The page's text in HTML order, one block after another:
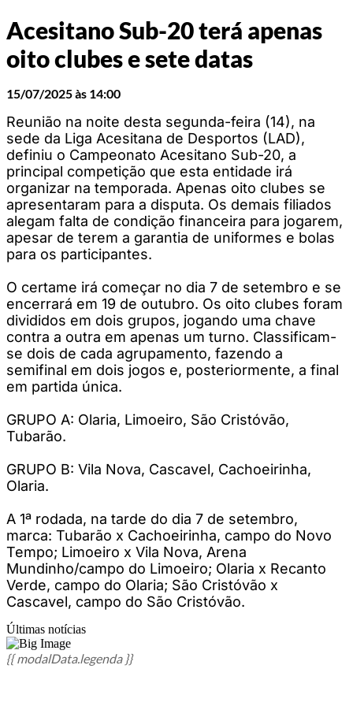
Acesitano Sub-20 terá apenas
oito clubes e sete datas
15/07/2025 às 14:00
Reunião na noite desta segunda-feira (14), na
sede da Liga Acesitana de Desportos (LAD),
definiu o Campeonato Acesitano Sub-20, a
principal competição que esta entidade irá
organizar na temporada. Apenas oito clubes se
apresentaram para a disputa. Os demais filiados
alegam falta de condição financeira para jogarem,
apesar de terem a garantia de uniformes e bolas
para os participantes.
O certame irá começar no dia 7 de setembro e se
encerrará em 19 de outubro. Os oito clubes foram
divididos em dois grupos, jogando uma chave
contra a outra em apenas um turno. Classificam-
se dois de cada agrupamento, fazendo a
semifinal em dois jogos e, posteriormente, a final
em partida única.
GRUPO A: Olaria, Limoeiro, São Cristóvão,
Tubarão.
GRUPO B: Vila Nova, Cascavel, Cachoeirinha,
Olaria.
A 1ª rodada, na tarde do dia 7 de setembro,
marca: Tubarão x Cachoeirinha, campo do Novo
Tempo; Limoeiro x Vila Nova, Arena
Mundinho/campo do Limoeiro; Olaria x Recanto
Verde, campo do Olaria; São Cristóvão x
Cascavel, campo do São Cristóvão.
Últimas notícias
{{ modalData.legenda }}